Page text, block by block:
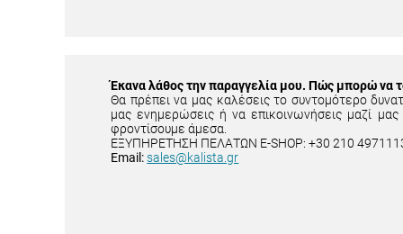
Έκανα λάθος την παραγγελία μου. Πώς μπορώ να
Θα πρέπει να μας καλέσεις το συντομότερο
μας ενημερώσεις ή να επικοινωνήσεις μαζί
φροντίσουμε άμεσα.
ΕΞΥΠΗΡΕΤΗΣΗ ΠΕΛΑΤΩΝ E-SHOP: +30 210
Email: sales@kalista.gr